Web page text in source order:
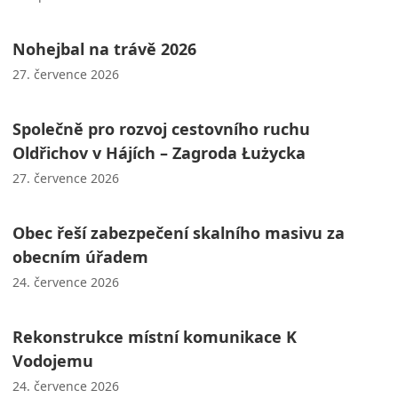
Nohejbal na trávě 2026
27. července 2026
Společně pro rozvoj cestovního ruchu
Oldřichov v Hájích – Zagroda Łużycka
27. července 2026
Obec řeší zabezpečení skalního masivu za
obecním úřadem
24. července 2026
Rekonstrukce místní komunikace K
Vodojemu
24. července 2026